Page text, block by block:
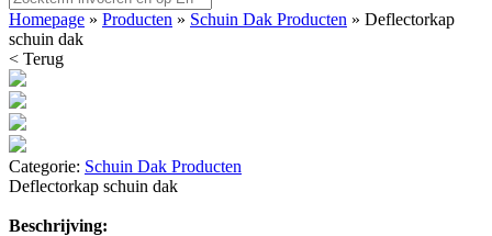
Homepage » Producten » Schuin Dak Producten » Deflectorkap
schuin dak
< Terug
Categorie: Schuin Dak Producten
Deflectorkap schuin dak
Beschrijving: